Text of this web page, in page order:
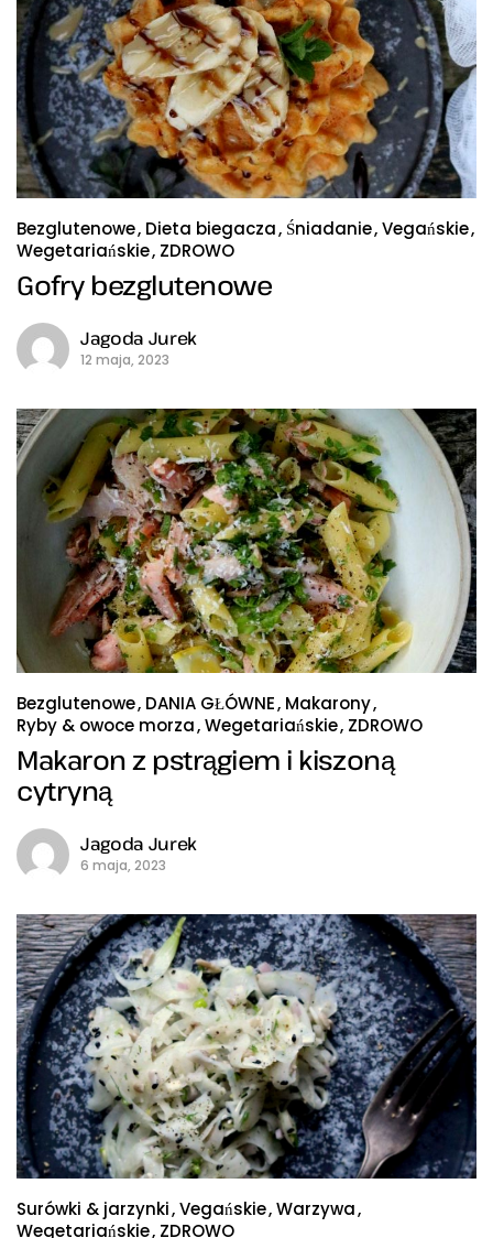
Bezglutenowe Dieta biegacza Śniadanie Vegańskie
Wegetariańskie ZDROWO
Gofry bezglutenowe
Jagoda Jurek
12 maja, 2023
Bezglutenowe DANIA GŁÓWNE Makarony
Ryby & owoce morza Wegetariańskie ZDROWO
Makaron z pstrągiem i kiszoną
cytryną
Jagoda Jurek
6 maja, 2023
Surówki & jarzynki Vegańskie Warzywa
Wegetariańskie ZDROWO